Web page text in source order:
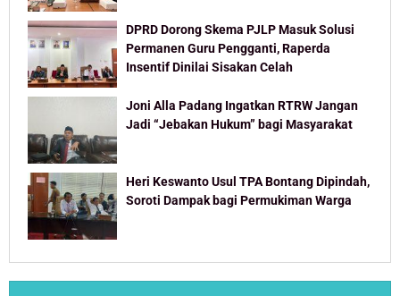
DPRD Dorong Skema PJLP Masuk Solusi
Permanen Guru Pengganti, Raperda
Insentif Dinilai Sisakan Celah
Joni Alla Padang Ingatkan RTRW Jangan
Jadi “Jebakan Hukum” bagi Masyarakat
Heri Keswanto Usul TPA Bontang Dipindah,
Soroti Dampak bagi Permukiman Warga